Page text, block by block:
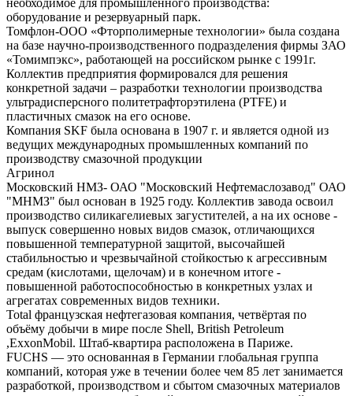
необходимое для промышленного производства:
оборудование и резервуарный парк.
Томфлон-ООО «Фторполимерные технологии» была создана
на базе научно-производственного подразделения фирмы ЗАО
«Томимпэкс», работающей на российском рынке с 1991г.
Коллектив предприятия формировался для решения
конкретной задачи – разработки технологии производства
ультрадисперсного политетрафторэтилена (PTFE) и
пластичных смазок на его основе.
Компания SKF была основана в 1907 г. и является одной из
ведущих международных промышленных компаний по
производству смазочной продукции
Агринол
Московский НМЗ- ОАО "Московский Нефтемаслозавод" ОАО
"МНМЗ" был основан в 1925 году. Коллектив завода освоил
производство силикагелиевых загустителей, а на их основе -
выпуск совершенно новых видов смазок, отличающихся
повышенной температурной защитой, высочайшей
стабильностью и чрезвычайной стойкостью к агрессивным
средам (кислотами, щелочам) и в конечном итоге -
повышенной работоспособностью в конкретных узлах и
агрегатах современных видов техники.
Total французская нефтегазовая компания, четвёртая по
объёму добычи в мире после Shell, British Petroleum
,ExxonMobil. Штаб-квартира расположена в Париже.
FUCHS — это основанная в Германии глобальная группа
компаний, которая уже в течении более чем 85 лет занимается
разработкой, производством и сбытом смазочных материалов